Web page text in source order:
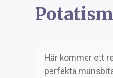
Här kommer ett
perfekta